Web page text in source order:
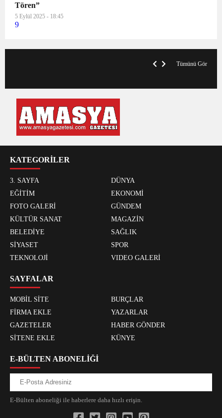
Tören”
5 Eylül 2025 - 18:45
9
Tümünü Gör
KATEGORİLER
3. SAYFA
DÜNYA
EĞİTİM
EKONOMİ
FOTO GALERİ
GÜNDEM
KÜLTÜR SANAT
MAGAZİN
BELEDİYE
SAĞLIK
SİYASET
SPOR
TEKNOLOJİ
VIDEO GALERİ
SAYFALAR
MOBİL SİTE
BURÇLAR
FİRMA EKLE
YAZARLAR
GAZETELER
HABER GÖNDER
SİTENE EKLE
KÜNYE
E-BÜLTEN ABONELİĞİ
E-Bülten aboneliği ile haberlere daha hızlı erişin.